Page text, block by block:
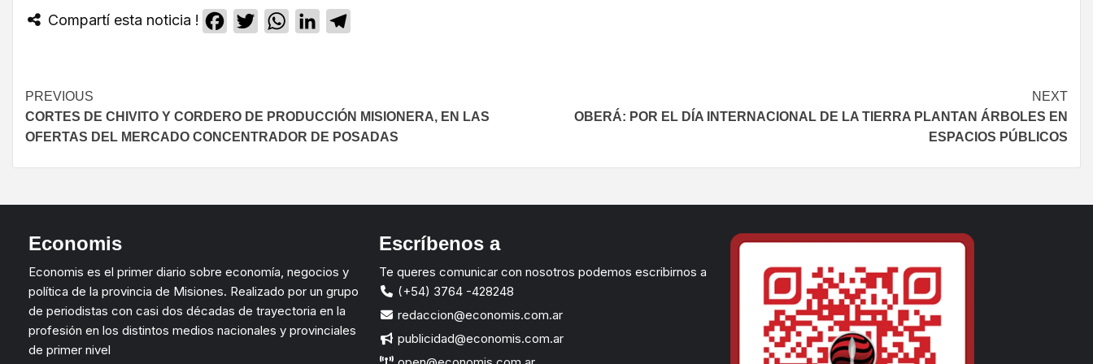
Compartí esta noticia ! Facebook
TwitterWhatsApp
LinkedIn
PREVIOUS
CORTES DE CHIVITO Y CORDERO DE PRODUCCIÓN MISIONERA, EN LAS
OFERTAS DEL MERCADO CONCENTRADOR DE POSADAS
NEXT
OBERÁ: POR EL DÍA INTERNACIONAL DE LA TIERRA PLANTAN ÁRBOLES EN
ESPACIOS PÚBLICOS
Economis
Economis es el primer diario sobre economía, negocios y
política de la provincia de Misiones. Realizado por un grupo
de periodistas con casi dos décadas de trayectoria en la
profesión en los distintos medios nacionales y provinciales
de primer nivel
Escríbenos a
Te queres comunicar con nosotros podemos escribirnos a
(+54) 3764 -428248
redaccion@economis.com.ar
publicidad@economis.com.ar